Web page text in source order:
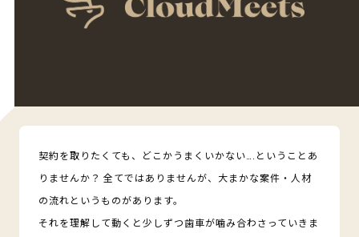
契約を取りたくても、どこかうまくいかない….ということあ
りませんか？ 全てではありませんが、大まかな案件・人材
の流れというものがあります。
それを理解して動くと少しずつ歯車が噛み合わさっていきま